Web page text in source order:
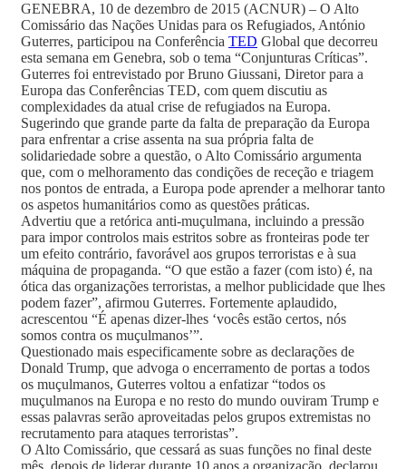
GENEBRA, 10 de dezembro de 2015 (ACNUR) – O Alto
Comissário das Nações Unidas para os Refugiados, António
Guterres, parti­ci­pou na Conferência TED Global que decorreu
esta semana em Genebra, sob o tema “Conjunturas Críticas”.
Guterres foi entrevistado por Bruno Giussani, Diretor para a
Europa das Conferências TED, com quem discutiu as
complexidades da atual crise de refugiados na Europa.
Sugerindo que grande parte da falta de preparação da Europa
para enfrentar a crise assenta na sua própria falta de
solidariedade sobre a questão, o Alto Comissário argumenta
que, com o melhoramento das condições de receção e triagem
nos pontos de entrada, a Europa pode aprender a melhorar tanto
os aspetos humanitários como as questões práticas.
Advertiu que a retórica anti-muçulmana, incluindo a pressão
para impor controlos mais estritos sobre as fronteiras pode ter
um efeito contrário, favorável aos grupos terroristas e à sua
máquina de propaganda. “O que estão a fazer (com isto) é, na
ótica das organizações terroristas, a melhor publicidade que lhes
podem fazer”, afirmou Guterres. Fortemente aplaudido,
acrescentou “É apenas dizer-lhes ‘vocês estão certos, nós
somos contra os muçulmanos’”.
Questionado mais especificamente sobre as declarações de
Donald Trump, que advoga o encerramento de portas a todos
os muçulmanos, Guterres voltou a enfatizar “todos os
muçulmanos na Europa e no resto do mundo ouviram Trump e
essas palavras serão aproveitadas pelos grupos extremistas no
recrutamento para ataques terroristas”.
O Alto Comissário, que cessará as suas funções no final deste
mês, depois de liderar durante 10 anos a organização, declarou